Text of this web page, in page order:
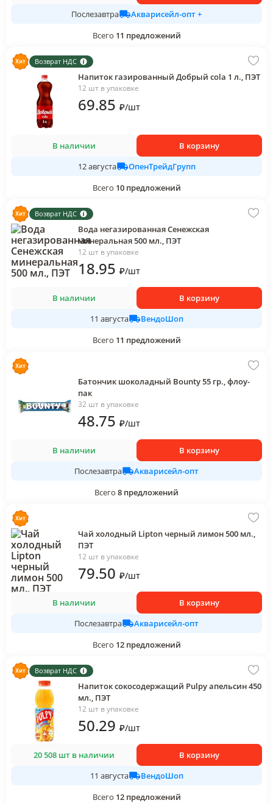
Послезавтра
Акварисейл-опт +
Всего 11 предложений
Возврат НДС
Напиток газированный Добрый cola 1 л., ПЭТ
12 шт в упаковке
69.85 ₽/шт
В наличии
В корзину
12 августа
ОпенТрейдГрупп
Всего 10 предложений
Возврат НДС
Вода негазированная Сенежская
минеральная 500 мл., ПЭТ
12 шт в упаковке
18.95 ₽/шт
В наличии
В корзину
11 августа
ВендоШоп
Всего 11 предложений
Батончик шоколадный Bounty 55 гр., флоу-
пак
32 шт в упаковке
48.75 ₽/шт
В наличии
В корзину
Послезавтра
Акварисейл-опт
Всего 8 предложений
Чай холодный Lipton черный лимон 500 мл.,
ПЭТ
12 шт в упаковке
79.50 ₽/шт
В наличии
В корзину
Послезавтра
Акварисейл-опт
Всего 12 предложений
Возврат НДС
Напиток сокосодержащий Pulpy апельсин 450
мл., ПЭТ
12 шт в упаковке
50.29 ₽/шт
20 508 шт в наличии
В корзину
11 августа
ВендоШоп
Всего 12 предложений